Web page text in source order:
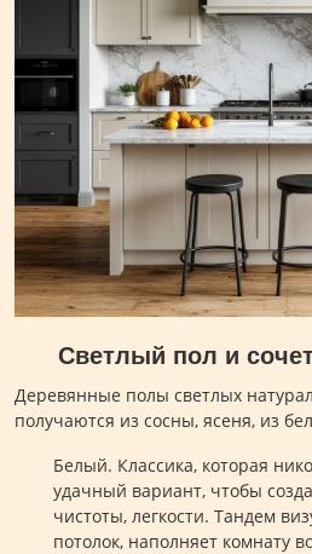
Светлый пол и
Деревянные полы светлых
получаются из сосны, ясеня, из
Белый. Классика, которая
удачный вариант, чтобы
чистоты, легкости. Тандем
потолок, наполняет комнату